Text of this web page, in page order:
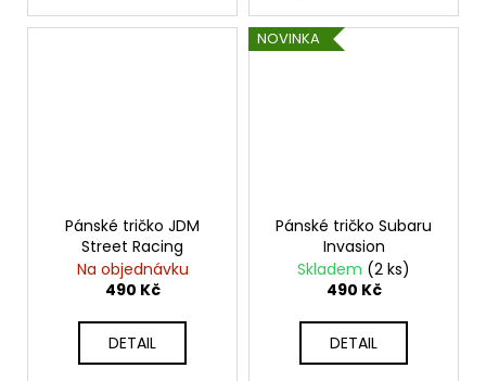
Pánské tričko JDM
Street Racing
Na objednávku
490 Kč
DETAIL
NOVINKA
Pánské tričko Subaru
Invasion
Skladem (2 ks)
490 Kč
DETAIL